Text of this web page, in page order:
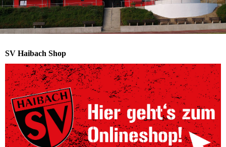
SV Haibach Shop